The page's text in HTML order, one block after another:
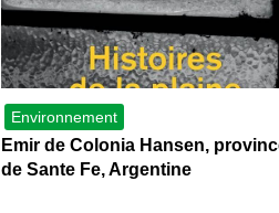
Environnement
Emir de Colonia Hansen,
de Sante Fe, Argentine